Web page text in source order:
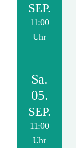
SEP.
11:00
Uhr
Sa.
05.
SEP.
11:00
Uhr